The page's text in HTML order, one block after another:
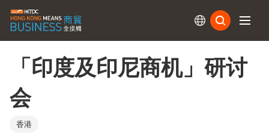
「印度及印尼商机」研讨
会
香港